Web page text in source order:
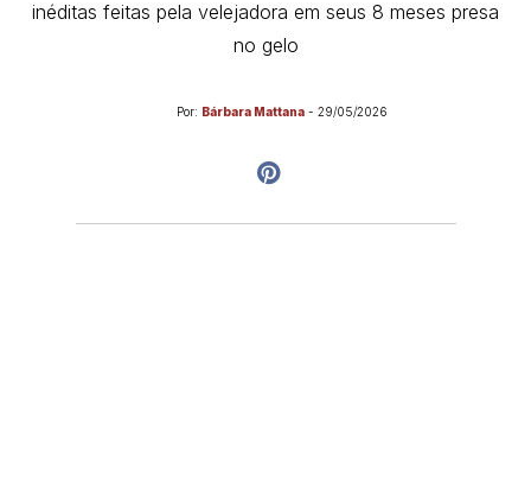
inéditas feitas pela velejadora em seus 8 meses presa
no gelo
Por: Bárbara Mattana - 29/05/2026